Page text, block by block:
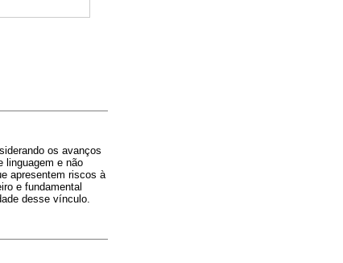
os avanços
linguagem e não
apresentem riscos à
e fundamental
desse vínculo.